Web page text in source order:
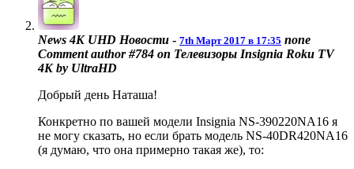
News 4K UHD Новости - 7th Март 2017 в 17:35 none
Comment author #784 on Телевизоры Insignia Roku TV
4K by UltraHD
Добрый день Наташа!
Конкретно по вашей модели Insignia NS-390220NA16 я
не могу сказать, но если брать модель NS-40DR420NA16
(я думаю, что она примерно такая же), то: